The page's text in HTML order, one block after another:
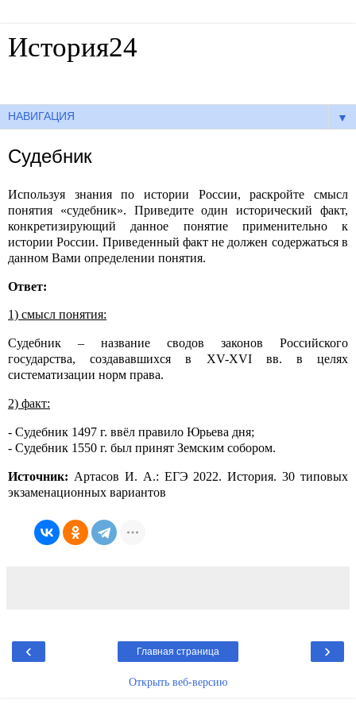
История24
▼
Судебник
Используя знания по истории России, раскройте смысл
понятия «судебник». Приведите один исторический факт,
конкретизирующий данное понятие применительно к
истории России. Приведенный факт не должен содержаться в
данном Вами определении понятия.
Ответ:
1) смысл понятия:
Судебник – название сводов законов Российского
государства, создававшихся в XV-XVI вв. в целях
систематизации норм права.
2) факт:
- Судебник 1497 г. ввёл правило Юрьева дня;
- Судебник 1550 г. был принят Земским собором.
Источник: Артасов И. А.: ЕГЭ 2022. История. 30 типовых
экзаменационных вариантов
‹ ›
Главная страница
Открыть веб-версию